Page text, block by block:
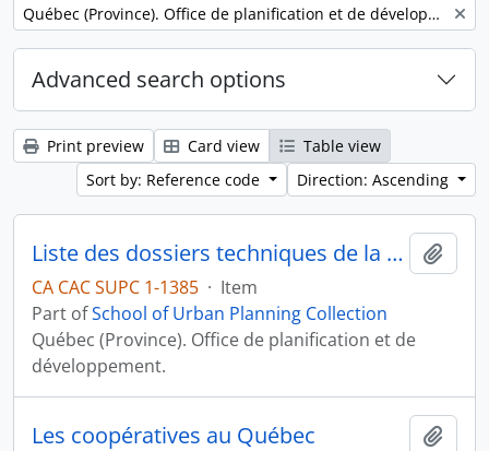
Remove filter: Québec (Province). Office de planification et de développement.
Advanced search options
Print preview Card view
Table view
Sort by: Reference code
Direction: Ascending
Liste des dossiers techniques de la Region de Montréal
CA CAC SUPC 1-1385 · Item
Part ofSchool of Urban Planning Collection
Québec (Province). Office de planification et de
développement.
Les coopératives au Québec